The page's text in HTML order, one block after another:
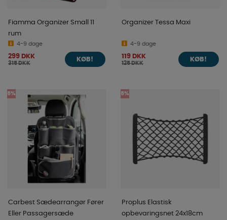
Fiamma Organizer Small 11
rum
4-9 dage
299 DKK
315 DKK
KØB!
Organizer Tessa Maxi
4-9 dage
119 DKK
125 DKK
KØB!
5%
Carbest Sædearrangør Fører
Eller Passagersæde
5%
Proplus Elastisk
opbevaringsnet 24x18cm